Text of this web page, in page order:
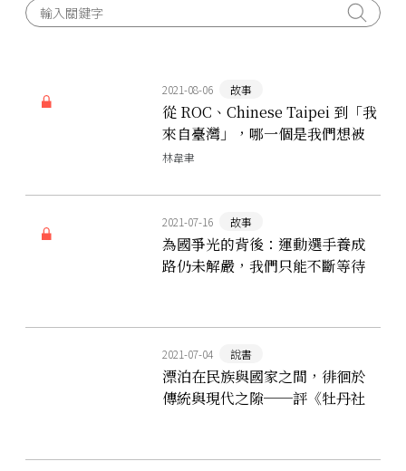
2021-08-06 故事
從 ROC、Chinese Taipei 到「我
來自臺灣」，哪一個是我們想被
稱呼的名字？臺灣史上的三次
林韋聿
2021-07-16 故事
為國爭光的背後：運動選手養成
路仍未解嚴，我們只能不斷等待
2021-07-04 說書
漂泊在民族與國家之間，徘徊於
傳統與現代之隙──評《牡丹社